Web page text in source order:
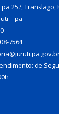
257, Translago,
– pa
7564
de